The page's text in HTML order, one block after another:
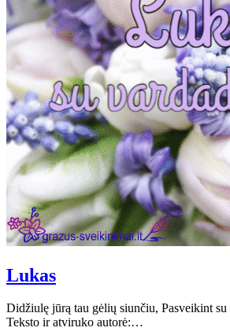
Lukas
Didžiulę jūrą tau gėlių siunčiu, Pasveikint
Teksto ir atviruko autorė:…